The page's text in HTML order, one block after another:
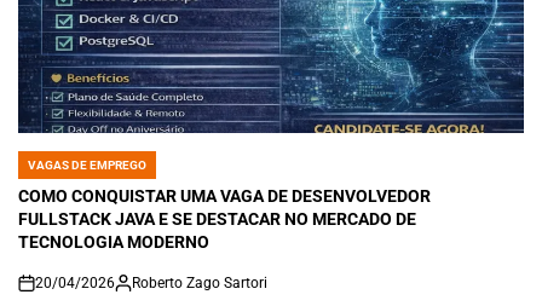
POSTED
IN
VAGAS DE EMPREGO
COMO CONQUISTAR UMA VAGA DE DESENVOLVEDOR
FULLSTACK JAVA E SE DESTACAR NO MERCADO DE
TECNOLOGIA MODERNO
on
20/04/2026 Roberto Zago Sartori